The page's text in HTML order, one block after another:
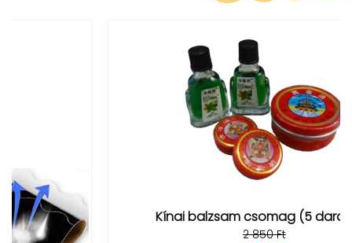
Kínai balzsam csomag (5 darabos)